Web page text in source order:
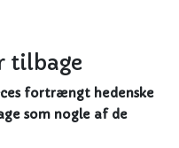
tilbage
fortrængt hedenske
som nogle af de